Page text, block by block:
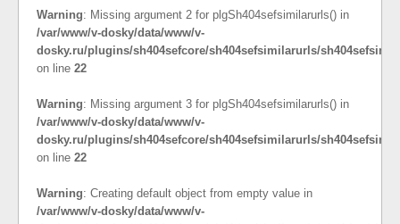
Warning: Missing argument 2 for plgSh404sefsimilarurls() in
/var/www/v-dosky/data/www/v-
dosky.ru/plugins/sh404sefcore/sh404sefsimilarurls/
on line 22
Warning: Missing argument 3 for plgSh404sefsimilarurls() in
/var/www/v-dosky/data/www/v-
dosky.ru/plugins/sh404sefcore/sh404sefsimilarurls/
on line 22
Warning: Creating default object from empty value in
/var/www/v-dosky/data/www/v-